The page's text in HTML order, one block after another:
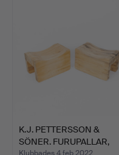
K.J. PETTERSSON &
SÖNER. FURUPALLAR,